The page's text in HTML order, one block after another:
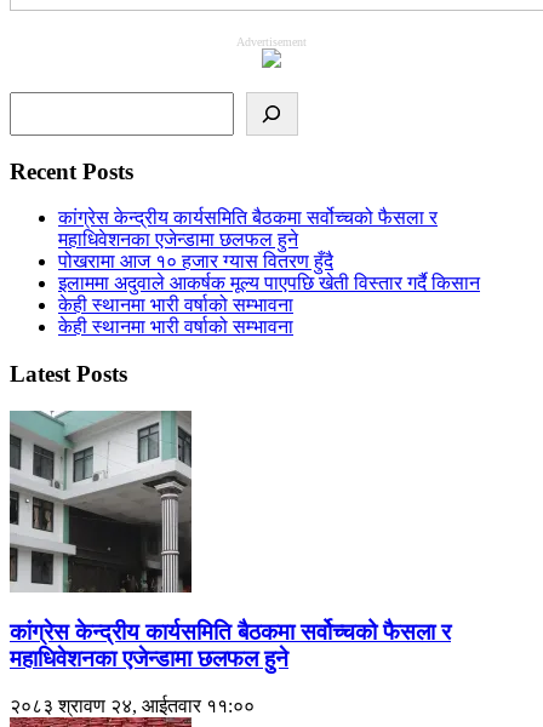
Advertisement
Recent Posts
कांग्रेस केन्द्रीय कार्यसमिति बैठकमा सर्वोच्चको फैसला र
महाधिवेशनका एजेन्डामा छलफल हुने
पोखरामा आज १० हजार ग्यास वितरण हुँदै
इलाममा अदुवाले आकर्षक मूल्य पाएपछि खेती विस्तार गर्दै किसान
केही स्थानमा भारी वर्षाको सम्भावना
केही स्थानमा भारी वर्षाको सम्भावना
Latest Posts
कांग्रेस केन्द्रीय कार्यसमिति बैठकमा सर्वोच्चको फैसला र
महाधिवेशनका एजेन्डामा छलफल हुने
२०८३ श्रावण २४, आईतवार ११:००